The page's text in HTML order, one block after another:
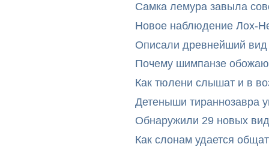
Самка лемура завыла
Новое наблюдение Лох-
Описали древнейший
Почему шимпанзе
Как тюлени слышат и в
Детеныши тираннозавра
Обнаружили 29 новых
Как слонам удается